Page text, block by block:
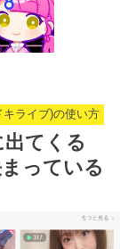
キライブ)の使い方
てくる
っている